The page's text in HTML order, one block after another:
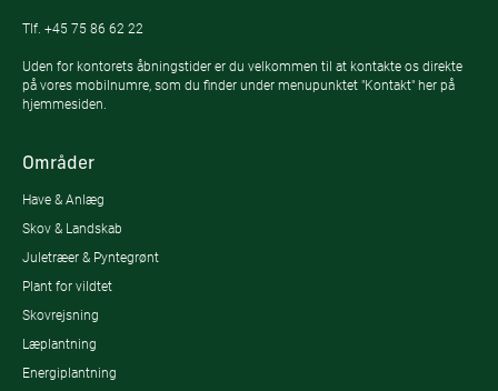
Tlf. +45 75 86 62 22
Uden for kontorets åbningstider er du velkommen til at kontakte os direkte
på vores mobilnumre, som du finder under menupunktet "Kontakt" her på
hjemmesiden.
Områder
Have & Anlæg
Skov & Landskab
Juletræer & Pyntegrønt
Plant for vildtet
Skovrejsning
Læplantning
Energiplantning